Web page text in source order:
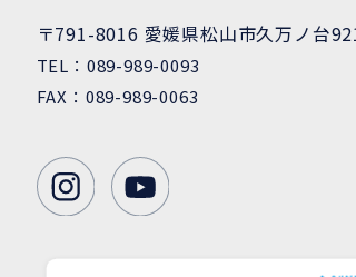
〒791-8016 愛媛県松山市久万ノ台
TEL：089-989-0093
FAX：089-989-0063